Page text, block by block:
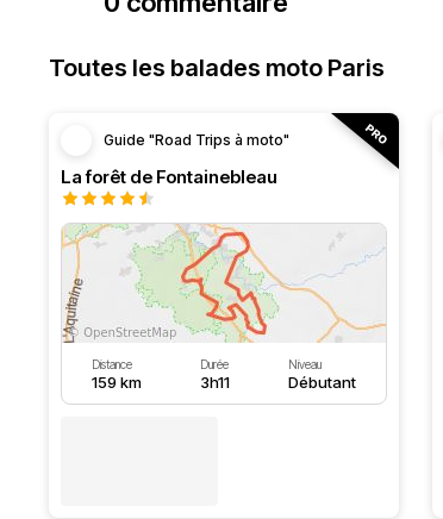
Toutes les balades moto Paris
Guide "Road Trips à moto"
La forêt de Fontainebleau
Distance
159 km
Durée
3h11
Niveau
Débutant